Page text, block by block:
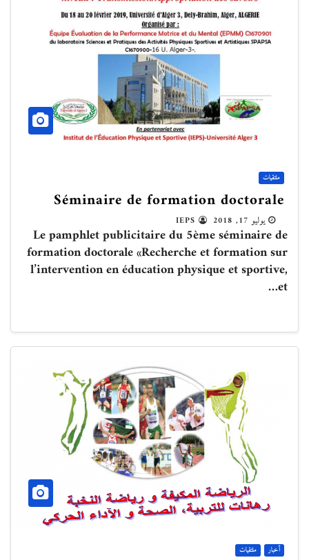
ملتقيات
Séminaire de formation doctorale
يوليو 17, 2018
Le pamphlet publicitaire du 5ème séminaire de
formation doctorale «Recherche et formation sur
l’intervention en éducation physique et sportive,
et…
أخبار ملتقيات